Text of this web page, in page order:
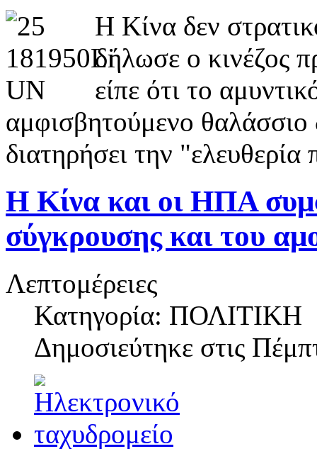
Η Κίνα δεν
δήλωσε ο κινέζος
είπε ότι το
αμφισβητούμενο θαλάσσιο
διατηρήσει την "ελευθερία
Η Κίνα και οι ΗΠΑ
σύγκρουσης και του
Λεπτομέρειες
Κατηγορία: ΠΟΛΙΤΙΚΗ
Δημοσιεύτηκε στις